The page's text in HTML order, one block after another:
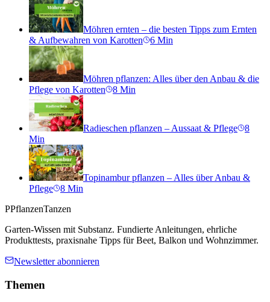
Möhren ernten – die besten Tipps zum Ernten
& Aufbewahren von Karotten
6 Min
Möhren pflanzen: Alles über den Anbau & die
Pflege von Karotten
8 Min
Radieschen pflanzen – Aussaat & Pflege
8
Min
Topinambur pflanzen – Alles über Anbau &
Pflege
8 Min
PPflanzenTanzen
Garten-Wissen mit Substanz. Fundierte Anleitungen, ehrliche
Produkttests, praxisnahe Tipps für Beet, Balkon und Wohnzimmer.
Newsletter abonnieren
Themen